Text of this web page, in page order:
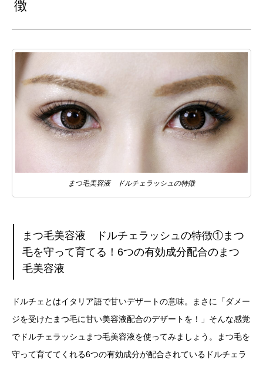
徴
まつ毛美容液 ドルチェラッシュの特徴
まつ毛美容液 ドルチェラッシュの特徴①まつ
毛を守って育てる！6つの有効成分配合のまつ
毛美容液
ドルチェとはイタリア語で甘いデザートの意味。まさに「ダメー
ジを受けたまつ毛に甘い美容液配合のデザートを！」そんな感覚
でドルチェラッシュまつ毛美容液を使ってみましょう。まつ毛を
守って育ててくれる6つの有効成分が配合されているドルチェラ